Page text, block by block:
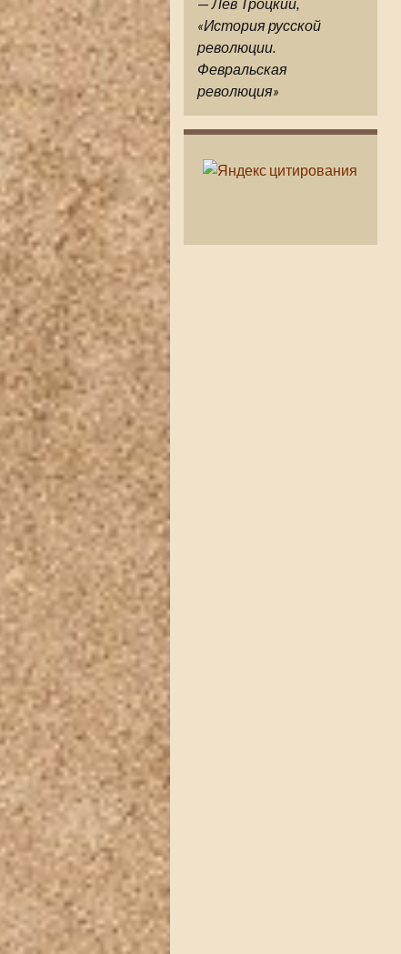
«История русской
революции.
Февральская
революция»